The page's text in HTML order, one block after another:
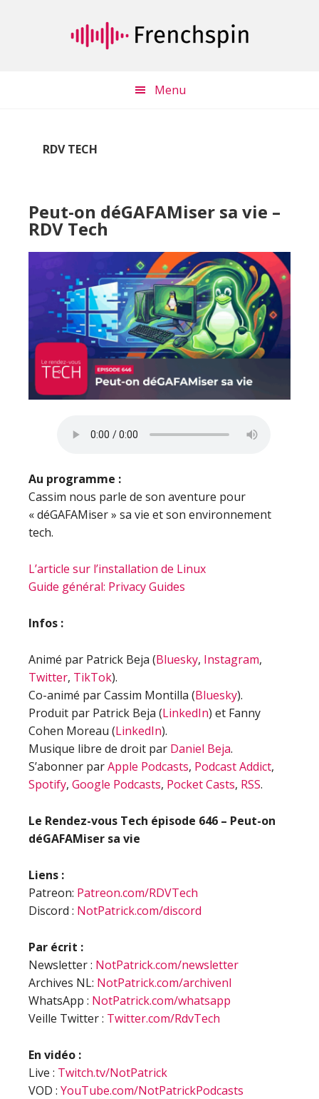
Menu
RDV TECH
Peut-on déGAFAMiser sa vie –
RDV Tech
Au programme :
Cassim nous parle de son aventure pour
« déGAFAMiser » sa vie et son environnement
tech.
L’article sur l’installation de Linux
Guide général: Privacy Guides
Infos :
Animé par Patrick Beja (Bluesky, Instagram,
Twitter, TikTok).
Co-animé par Cassim Montilla (Bluesky).
Produit par Patrick Beja (LinkedIn) et Fanny
Cohen Moreau (LinkedIn).
Musique libre de droit par Daniel Beja.
S’abonner parApple Podcasts, Podcast Addict,
Spotify, Google Podcasts, Pocket Casts, RSS.
Le Rendez-vous Tech épisode 646 – Peut-on
déGAFAMiser sa vie
Liens :
Patreon: Patreon.com/RDVTech
Discord : NotPatrick.com/discord
Par écrit :
Newsletter : NotPatrick.com/newsletter
Archives NL: NotPatrick.com/archivenl
WhatsApp : NotPatrick.com/whatsapp
Veille Twitter : Twitter.com/RdvTech
En vidéo :
Live : Twitch.tv/NotPatrick
VOD : YouTube.com/NotPatrickPodcasts